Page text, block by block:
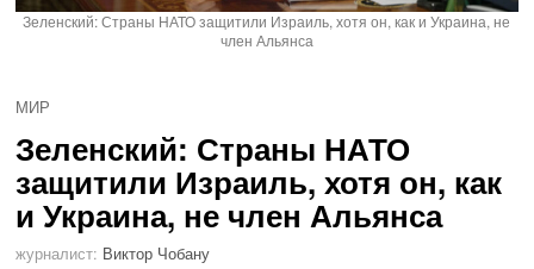
Зеленский: Страны НАТО защитили Израиль, хотя он, как и Украина, не
член Альянса
МИР
Зеленский: Страны НАТО
защитили Израиль, хотя он, как
и Украина, не член Альянса
журналист: Виктор Чобану